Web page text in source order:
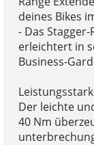
deines Bikes
- Das
erleichtert in
Business-
Der leichte
40 Nm